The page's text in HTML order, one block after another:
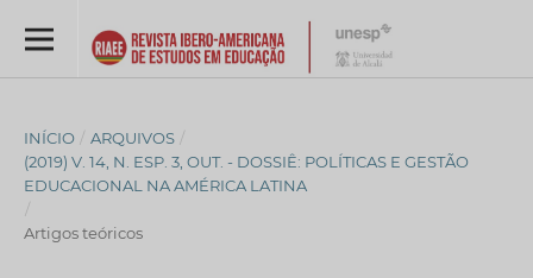
INÍCIO / ARQUIVOS /
(2019) V. 14, N. ESP. 3, OUT. - DOSSIÊ: POLÍTICAS E GESTÃO
EDUCACIONAL NA AMÉRICA LATINA
/
Artigos teóricos